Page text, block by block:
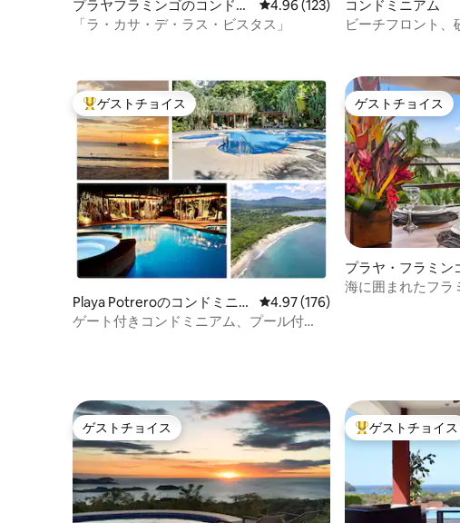
プラヤフラミンゴのコンドミ
ニアム
レビュー123件、5つ星中4.96つ
4.96 (123)
「ラ・カサ・デ・ラス・ビスタス」
コンドミニアム
ビーチフロント、
大好評のゲストチョイスです。
ゲストチョイス
Playa Potreroのコンドミニア
ム
レビュー176件、5つ星中4.97つ
4.97 (176)
ゲート付きコンドミニアム、プール付
ゲストチョイス
ゲストチョイス
プラヤ・フラミン
ミニアム
海に囲まれたフラ
ゲストチョイス
ゲストチョイス 大好評のゲストチ
ゲストチョイス